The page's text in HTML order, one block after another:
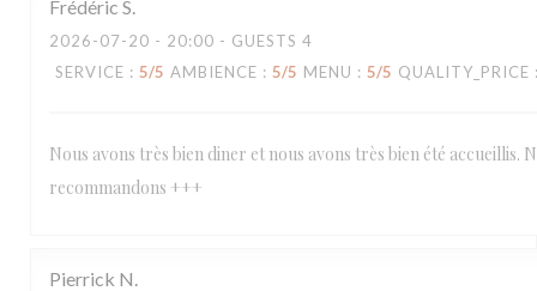
Frédéric S
2026-07-20 - 20:00 - GUESTS 4
SERVICE : 5/5 AMBIENCE : 5/5 MENU : 5/5 QUALITY_PRICE
Nous avons très bien diner et nous avons très bien été accueillis.
recommandons +++
Pierrick N